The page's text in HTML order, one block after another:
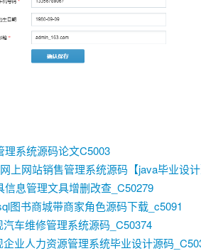
理系统源码论文C5003
上网站销售管理系统源码【java毕业设
信息管理文具增删改查_C50279
图书商城带商家角色源码下载_c5091
车维修管理系统源码_C50374
业人力资源管理系统毕业设计源码